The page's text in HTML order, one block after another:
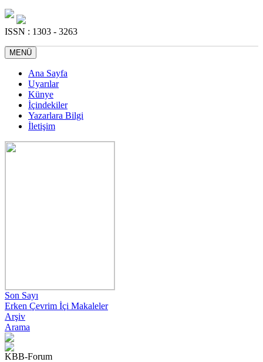
ISSN : 1303 - 3263
MENÜ
Ana Sayfa
Uyarılar
Künye
İçindekiler
Yazarlara Bilgi
İletişim
Son Sayı
Erken Çevrim İçi Makaleler
Arşiv
Arama
KBB-Forum